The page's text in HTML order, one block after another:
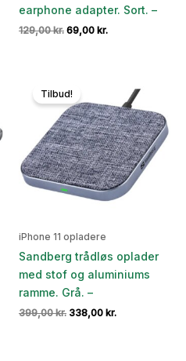
earphone adapter. Sort. –
129,00kr. Den
69,00 kr.Den
Tilbud!
iPhone 11 opladere
Sandberg trådløs oplader
med stof og aluminiums
ramme. Grå. –
399,00kr. Den
338,00 kr.